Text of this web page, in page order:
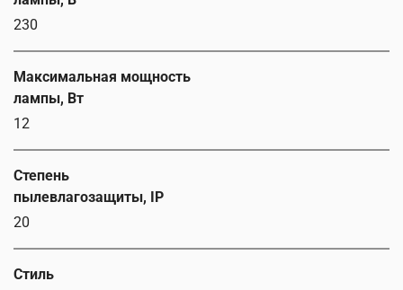
230
Максимальная мощность
лампы, Вт
12
Степень
пылевлагозащиты, IP
20
Стиль